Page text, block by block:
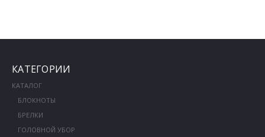
КАТЕГОРИИ
КАТАЛОГ
БЛОКНОТЫ
БРЕЛКИ
ГОЛОВНОЙ УБОР